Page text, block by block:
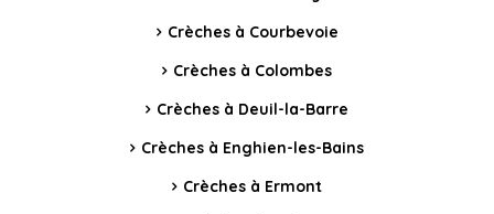
Crèches à Courbevoie
Crèches à Colombes
Crèches à Deuil-la-Barre
Crèches à Enghien-les-Bains
Crèches à Ermont